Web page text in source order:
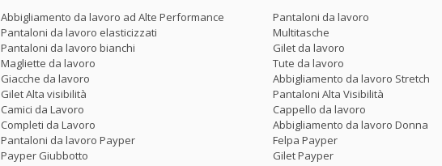
Abbigliamento da lavoro ad Alte Performance Pantaloni da lavoro
Pantaloni da lavoro elasticizzati Multitasche
Pantaloni da lavoro bianchi Gilet da lavoro
Magliette da lavoro Tute da lavoro
Giacche da lavoro Abbigliamento da lavoro Stretch
Gilet Alta visibilità Pantaloni Alta Visibilità
Camici da Lavoro Cappello da lavoro
Completi da Lavoro Abbigliamento da lavoro Donna
Pantaloni da lavoro Payper Felpa Payper
Payper Giubbotto Gilet Payper